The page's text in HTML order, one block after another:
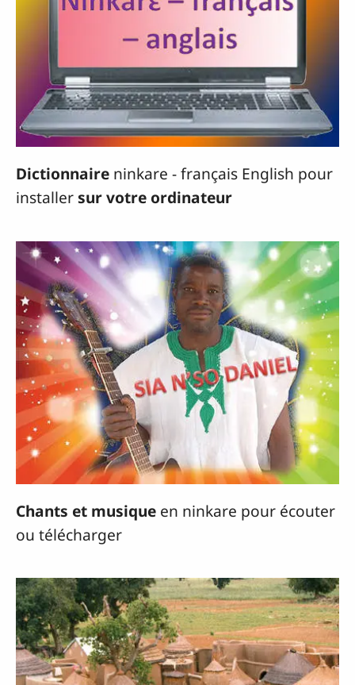
Dictionnaire ninkare - français English pour
installer sur votre ordinateur
Chants et musique en ninkare pour écouter
ou télécharger